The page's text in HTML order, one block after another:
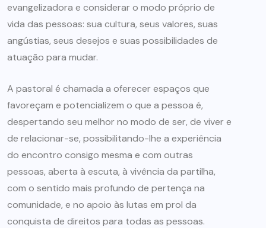
evangelizadora e considerar o modo próprio de
vida das pessoas: sua cultura, seus valores, suas
angústias, seus desejos e suas possibilidades de
atuação para mudar.
A pastoral é chamada a oferecer espaços que
favoreçam e potencializem o que a pessoa é,
despertando seu melhor no modo de ser, de viver e
de relacionar-se, possibilitando-lhe a experiência
do encontro consigo mesma e com outras
pessoas, aberta à escuta, à vivência da partilha,
com o sentido mais profundo de pertença na
comunidade, e no apoio às lutas em prol da
conquista de direitos para todas as pessoas.